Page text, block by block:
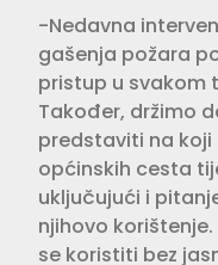
-Nedavna
gašenja požara
pristup u svakom
Također, držimo
predstaviti na
općinskih cesta
uključujući i
njihovo
se koristiti bez